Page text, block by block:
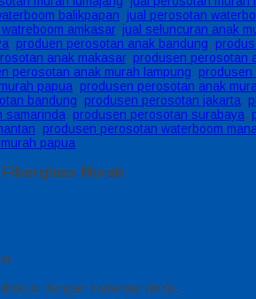
balikpapan, jual perosotan
amkasar, jual seluncuran anak
, produen perosotan anak bandung,
anak makasar, produsen perosotan
perosotan anak murah lampung, produsen
papua, produsen perosotan anak
bandung, produsen perosotan jakarta,
samarinda, produsen perosotan surabaya,
, produsen perosotan waterboom
papua
Murah
dengan komentar Anda.